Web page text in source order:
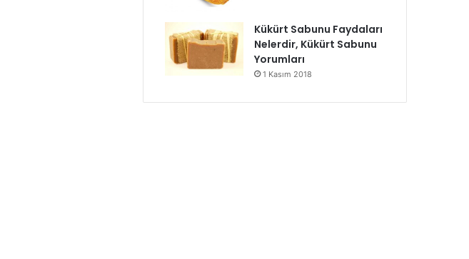
Kükürt Sabunu Faydaları
Nelerdir, Kükürt Sabunu
Yorumları
1 Kasım 2018